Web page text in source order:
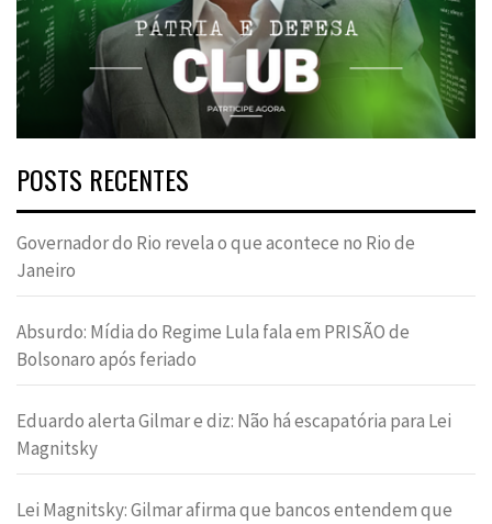
POSTS RECENTES
Governador do Rio revela o que acontece no Rio de
Janeiro
Absurdo: Mídia do Regime Lula fala em PRISÃO de
Bolsonaro após feriado
Eduardo alerta Gilmar e diz: Não há escapatória para Lei
Magnitsky
Lei Magnitsky: Gilmar afirma que bancos entendem que